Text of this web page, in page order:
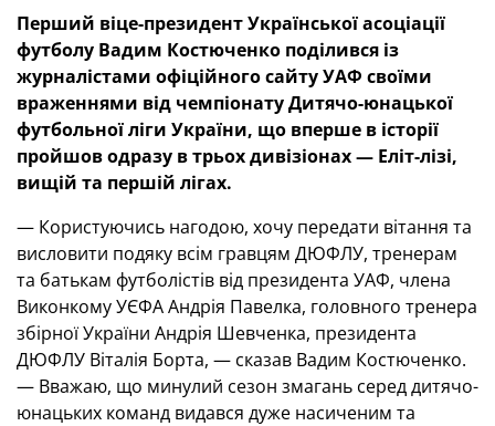
Перший віце-президент Української асоціації
футболу Вадим Костюченко поділився із
журналістами офіційного сайту УАФ своїми
враженнями від чемпіонату Дитячо-юнацької
футбольної ліги України, що вперше в історії
пройшов одразу в трьох дивізіонах — Еліт-лізі,
вищій та першій лігах.
— Користуючись нагодою, хочу передати вітання та
висловити подяку всім гравцям ДЮФЛУ, тренерам
та батькам футболістів від президента УАФ, члена
Виконкому УЄФА Андрія Павелка, головного тренера
збірної України Андрія Шевченка, президента
ДЮФЛУ Віталія Борта, — сказав Вадим Костюченко.
— Вважаю, що минулий сезон змагань серед дитячо-
юнацьких команд видався дуже насиченим та